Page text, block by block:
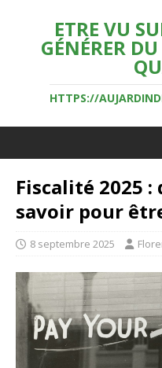
ETRE VU
GÉNÉRER
HTTPS://
Fiscalité 2025 :
savoir pour
8 septembre 2025